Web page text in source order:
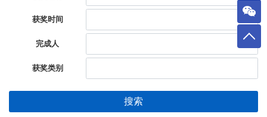
获奖时间
完成人
获奖类别
搜索